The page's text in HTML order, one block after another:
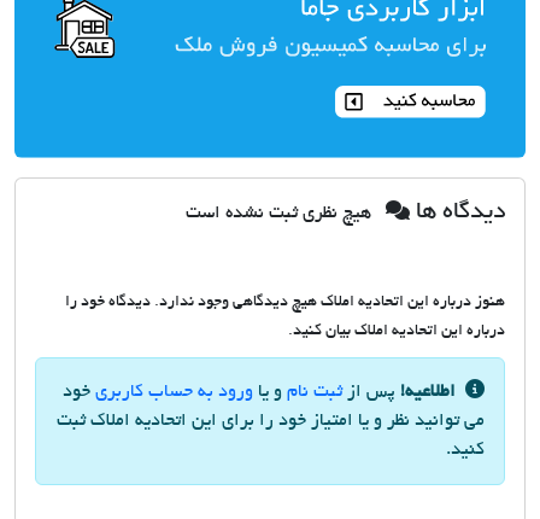
دیدگاه ها هیچ نظری ثبت نشده است
هنوز درباره این اتحادیه املاک هیچ دیدگاهی وجود ندارد. دیدگاه خود را
درباره این اتحادیه املاک بیان کنید.
اطلاعیه! پس ازثبت نام و یا ورود به حساب کاربری خود
می توانید نظر و یا امتیاز خود را برای این اتحادیه املاک ثبت
کنید.